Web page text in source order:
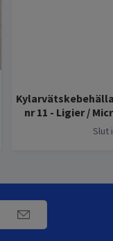
nr 11 - Ligier /
Slut